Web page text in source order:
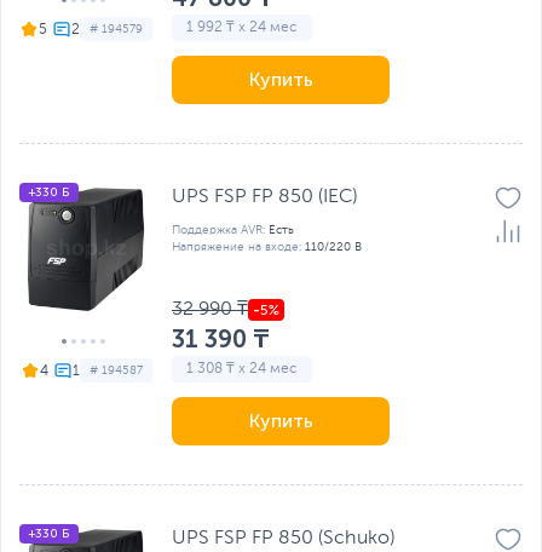
5 # 194579 1 992 ₸ x 24 мес
Купить
4 # 194587
+330 Б UPS FSP FP 850 (IEC)
Поддержка AVR: Есть
Напряжение на входе: 110/220 В
32 990 ₸
31 390 ₸
1 308 ₸ x 24 мес
Купить
+330 Б UPS FSP FP 850 (Schuko)